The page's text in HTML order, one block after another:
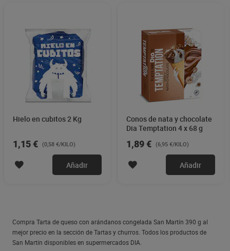
Hielo en cubitos 2 Kg
1,15 € (0,58 €/KILO)
Añadir
Conos de nata y chocolate
Dia Temptation 4 x 68 g
1,89 € (6,95 €/KILO)
Añadir
Compra Tarta de queso con arándanos congelada San Martín 390 g al
mejor precio en la sección de Tartas y churros. Todos los productos de
San Martín disponibles en supermercados DIA.